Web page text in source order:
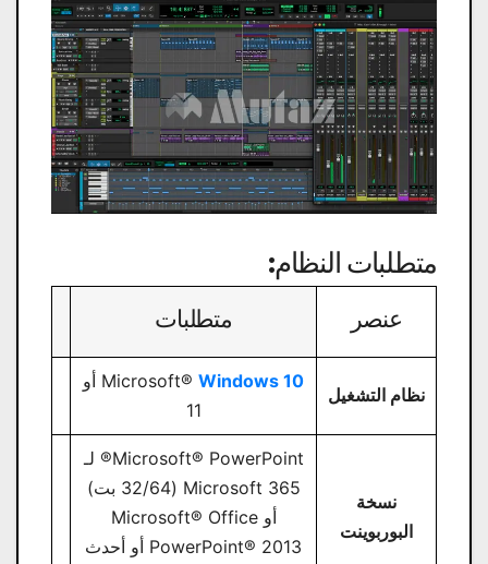
متطلبات النظام:
عنصر متطلبات
نظام التشغيل
Microsoft® Windows 10
أو
11
نسخة
البوربوينت
Microsoft® PowerPoint® لـ
Microsoft 365 (32/64 بت)
أو Microsoft® Office
PowerPoint® 2013 أو أحدث